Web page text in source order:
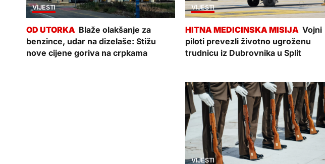
VIJESTI
Blaže olakšanje za
benzince, udar na dizelaše: Stižu
nove cijene goriva na crpkama
VIJESTI
Vojni
piloti prevezli životno ugroženu
trudnicu iz Dubrovnika u Split
VIJESTI